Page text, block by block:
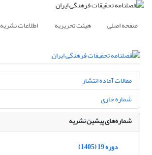
صفحه اصلی هیئت تحریریه اطلاعات نشریه
مقالات آماده انتشار
شماره جاری
شماره‌های پیشین نشریه
دوره 19 (1405)